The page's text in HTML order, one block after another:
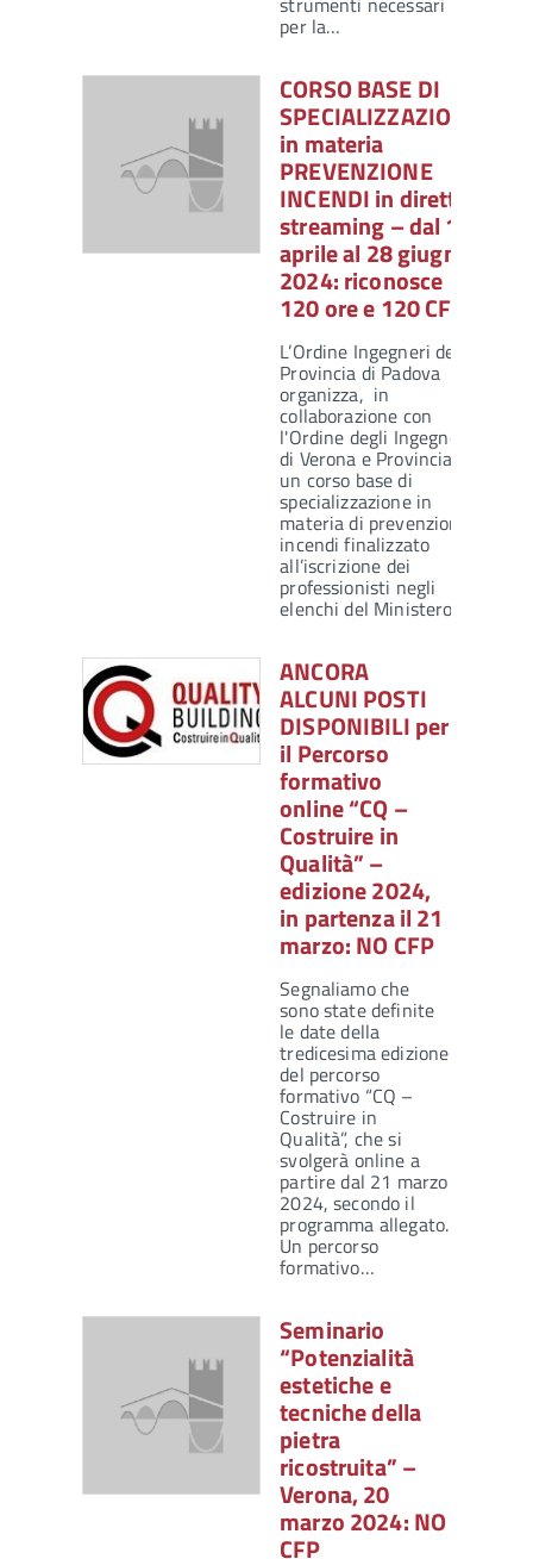
per la…
CORSO BASE DI
SPECIALIZZAZIONE
in materia
PREVENZIONE
INCENDI in diretta
streaming – dal 19
aprile al 28 giugno
2024: riconosce
120 ore e 120 CFP
L’Ordine Ingegneri della
Provincia di Padova
organizza, in
collaborazione con
l'Ordine degli Ingegneri
di Verona e Provincia,
un corso base di
specializzazione in
materia di prevenzione
incendi finalizzato
all’iscrizione dei
professionisti negli
elenchi del Ministero…
ANCORA
ALCUNI POSTI
DISPONIBILI per
il Percorso
formativo
online “CQ –
Costruire in
Qualità” –
edizione 2024,
in partenza il 21
marzo: NO CFP
Segnaliamo che
sono state definite
le date della
tredicesima edizione
del percorso
formativo “CQ –
Costruire in
Qualità”, che si
svolgerà online a
partire dal 21 marzo
2024, secondo il
programma allegato.
Un percorso
formativo…
Seminario
“Potenzialità
estetiche e
tecniche della
pietra
ricostruita” –
Verona, 20
marzo 2024: NO
CFP